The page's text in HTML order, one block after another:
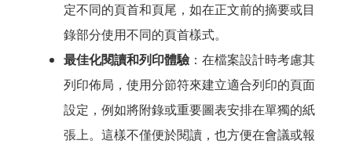
定不同的頁首和頁尾，如在正文前的摘要或目
錄部分使用不同的頁首樣式。
最佳化閱讀和列印體驗：在檔案設計時考慮其
列印佈局，使用分節符來建立適合列印的頁面
設定，例如將附錄或重要圖表安排在單獨的紙
張上。這樣不僅便於閱讀，也方便在會議或報